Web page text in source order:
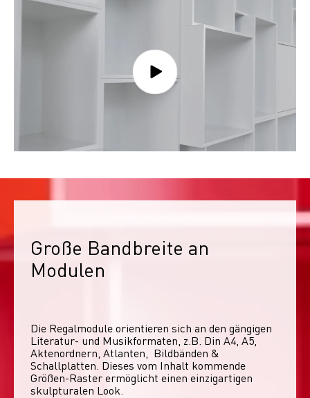
Große Bandbreite an
Modulen
Die Regalmodule orientieren sich an den gängigen
Literatur- und Musikformaten, z.B. Din A4, A5,
Aktenordnern, Atlanten,  Bildbänden &
Schallplatten. Dieses vom Inhalt kommende
Größen-Raster ermöglicht einen einzigartigen
skulpturalen Look.